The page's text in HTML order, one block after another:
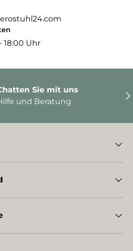
18:00 Uhr
Sie mit uns
und Beratung